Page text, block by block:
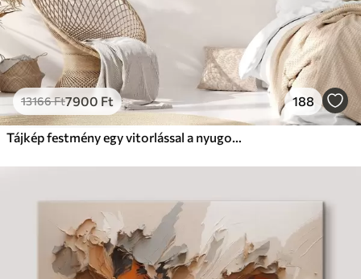
13166Ft7900 Ft 188
Tájkép festmény egy vitorlással a nyugodt tengeren, narancssárga és sárga égbolt, távoli hegyek